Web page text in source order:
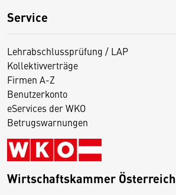
Service
Lehrabschlussprüfung / LAP
Kollektivverträge
Firmen A-Z
Benutzerkonto
eServices der WKO
Betrugswarnungen
Wirtschaftskammer Österreich